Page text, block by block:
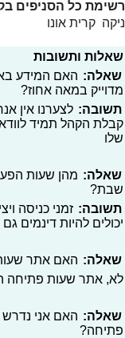
רשימת כל הסניפים
ניקה קרית אונו
שאלות ותשובות
שאלה: האם המידע
מדוייק במאה אחוז?
תשובה: לצערנו אין
קבלת הקהל תמיד
שלו
שאלה: מהן שעות
שבת?
תשובה: זמני כניסה
יכולים להיות דינמים
שאלה: האם אתר
לא, אתר שעות פתיחה
שאלה: האם אני
פתיחה?